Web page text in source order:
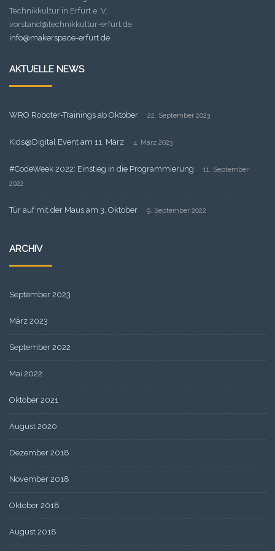
Technikkultur in Erfurt e. V.
vorstand@technikkultur-erfurt.de
info@makerspace-erfurt.de
AKTUELLE NEWS
WRO Roboter-Trainings ab Oktober 22. September 2023
Kids@Digital Event am 11. März 4. März 2023
#CodeWeek 2022: Einstieg in die Programmierung
11. September
2022
Tür auf mit der Maus am 3. Oktober 9. September 2022
ARCHIV
September 2023
März 2023
September 2022
Mai 2022
Oktober 2021
August 2020
Dezember 2018
November 2018
Oktober 2018
August 2018